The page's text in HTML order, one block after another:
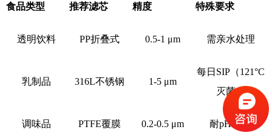
食品类型 推荐滤芯 精度 特殊要求
透明饮料 PP折叠式 0.5-1 μm 需亲水处理
乳制品 316L不锈钢 1-5 μm
每日SIP（121°C
灭菌）
调味品 PTFE覆膜 0.2-0.5 μm 耐pH 2-12